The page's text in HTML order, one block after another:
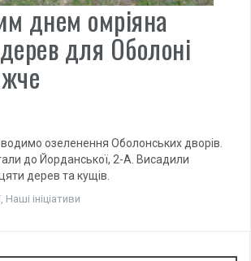
днем омріяна
для Оболоні
озеленення Оболонських дворів.
до Йорданської, 2-А. Висадили
дерев та кущів.
, Наші ініціативи